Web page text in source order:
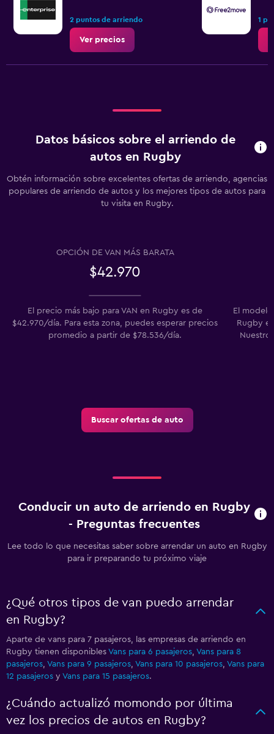
2 puntos de arriendo
Ver precios
1
Datos básicos sobre el arriendo de
autos en Rugby
Obtén información sobre excelentes ofertas de arriendo, agencias
populares de arriendo de autos y los mejores tipos de autos para
tu visita en Rugby.
OPCIÓN DE VAN MÁS BARATA
$42.970
El precio más bajo para VAN en Rugby es de
$42.970/día. Para esta zona, puedes esperar precios
promedio a partir de $78.536/día.
El
Rugby
Buscar ofertas de auto
Conducir un auto de arriendo en Rugby
- Preguntas frecuentes
Lee todo lo que necesitas saber sobre arrendar un auto en Rugby
para ir preparando tu próximo viaje
¿Qué otros tipos de van puedo arrendar
en Rugby?
Aparte de vans para 7 pasajeros, las empresas de arriendo en
Rugby tienen disponibles Vans para 6 pasajeros Vans para 8
pasajeros Vans para 9 pasajeros Vans para 10 pasajeros Vans para
12 pasajeros y Vans para 15 pasajeros.
¿Cuándo actualizó momondo por última
vez los precios de autos en Rugby?